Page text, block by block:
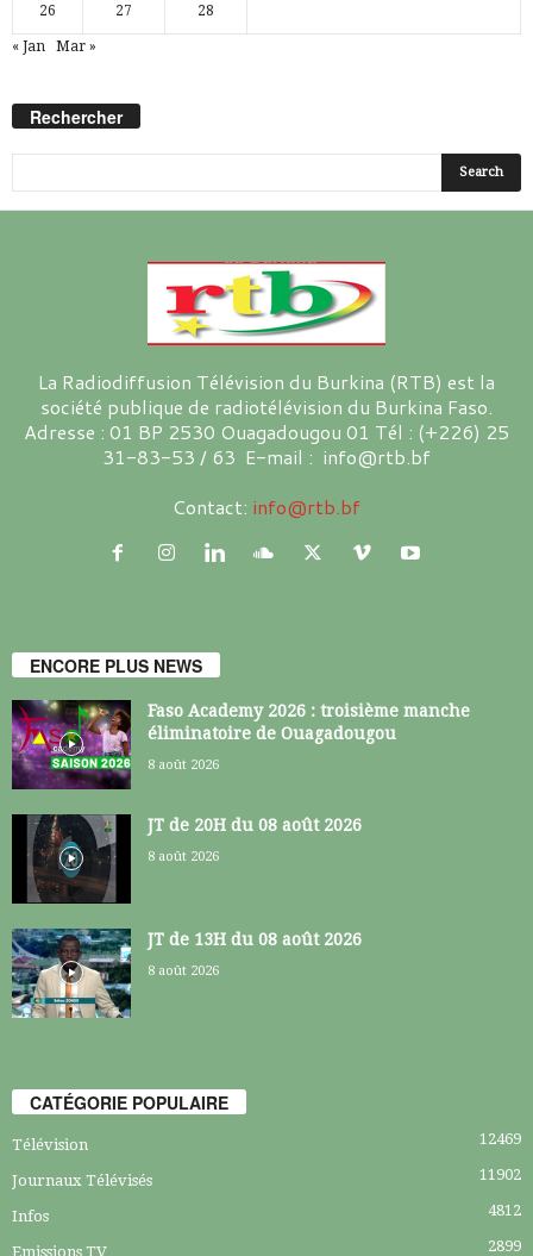
26 27 28
« Jan Mar »
Rechercher
La Radiodiffusion Télévision du Burkina (RTB) est la
société publique de radiotélévision du Burkina Faso.
Adresse : 01 BP 2530 Ouagadougou 01 Tél : (+226) 25
31-83-53 / 63 E-mail : info@rtb.bf
Contact: info@rtb.bf
ENCORE PLUS NEWS
Faso Academy 2026 : troisième manche
éliminatoire de Ouagadougou
8 août 2026
JT de 20H du 08 août 2026
8 août 2026
JT de 13H du 08 août 2026
8 août 2026
CATÉGORIE POPULAIRE
Télévision 12469
Journaux Télévisés 11902
Infos 4812
Emissions TV 2899